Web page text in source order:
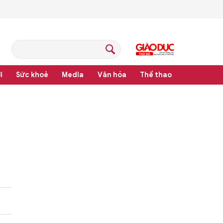
Sức khoẻ Media Văn hóa Thể thao